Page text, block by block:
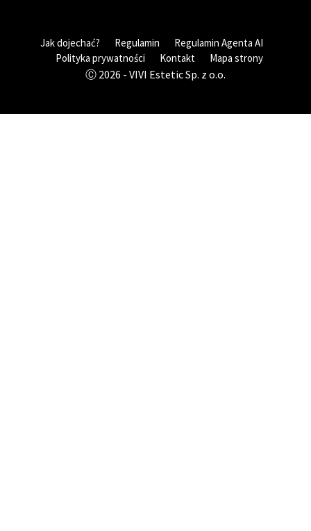
Jak dojechać? Regulamin
Regulamin Agenta AI
Polityka prywatności
Kontakt Mapa strony
Ⓒ 2026 - VIVI Estetic Sp. z o.o.